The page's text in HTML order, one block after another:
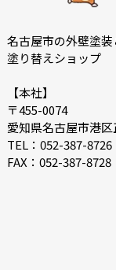
名古屋市の外壁塗
塗り替えショップ
【本社】
〒455-0074
愛知県名古屋市港
TEL：052-387-8726
FAX：052-387-8728